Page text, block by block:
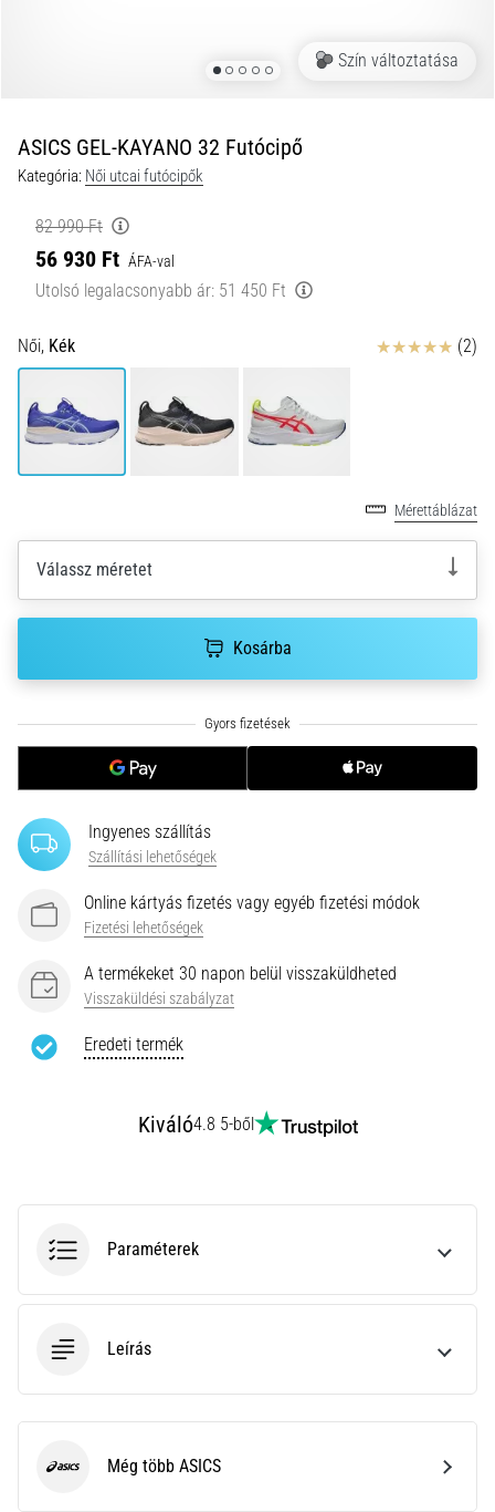
egyszer
minden
futót
elér,
legyen
szó
amatőrről
profiról.
Mik
fájdalom…
2026.08.05.
Plantar
Fasciitis:
Tünetek,
a
leghatékonyabb
kezelések
tapasztalsz
futás
közben
vagy
után?
egyik
leggyakoribb
ok
Minden cikk
Szín változtatása
ASICS GEL-KAYANO 32 Futócipő
Kategória: Női utcai futócipők
82 990 Ft
56 930 Ft ÁFA-val
Utolsó legalacsonyabb ár: 51 450 Ft
Női, Kék Értékelés (2)
Mérettáblázat
Válassz méretet
Kosárba
Ingyenes szállítás
Szállítási lehetőségek
Online kártyás fizetés vagy egyéb fizetési módok
Fizetési lehetőségek
A termékeket 30 napon belül visszaküldheted
Visszaküldési szabályzat
Eredeti termék
Kiváló4.8 5-ből
Paraméterek
Leírás
ASICS Még több ASICS